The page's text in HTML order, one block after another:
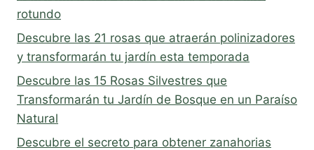
rotundo
Descubre las 21 rosas que atraerán polinizadores
y transformarán tu jardín esta temporada
Descubre las 15 Rosas Silvestres que
Transformarán tu Jardín de Bosque en un Paraíso
Natural
Descubre el secreto para obtener zanahorias